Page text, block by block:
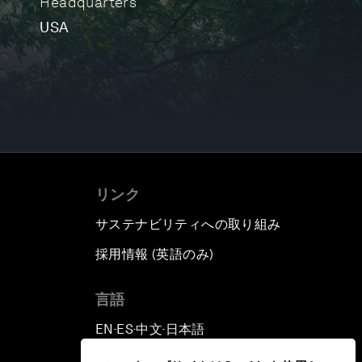
USA
リンク
サステナビリティへの取り組み
採用情報 (英語のみ)
言語
EN ▪ES▪中文▪ 日本語